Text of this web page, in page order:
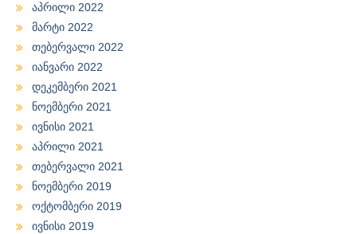
აპრილი 2022
მარტი 2022
თებერვალი 2022
იანვარი 2022
დეკემბერი 2021
ნოემბერი 2021
ივნისი 2021
აპრილი 2021
თებერვალი 2021
ნოემბერი 2019
ოქტომბერი 2019
ივნისი 2019